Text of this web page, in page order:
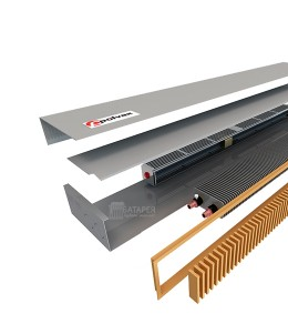
Внутрипольные конвекторы
Без вентилятора